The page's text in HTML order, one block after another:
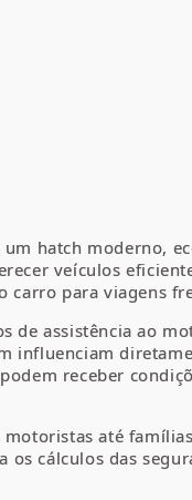
hatch moderno,
veículos
carro para viagens
de assistência ao
influenciam
receber
até
cálculos das